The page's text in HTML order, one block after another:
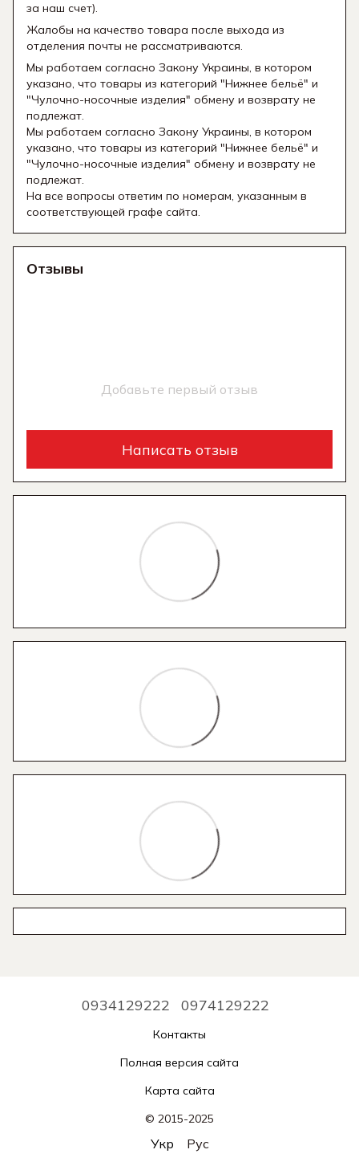
за наш счет).
Жалобы на качество товара после выхода из
отделения почты не рассматриваются.
Мы работаем согласно Закону Украины, в котором
указано, что товары из категорий "Нижнее бельё" и
"Чулочно-носочные изделия" обмену и возврату не
подлежат.
Мы работаем согласно Закону Украины, в котором
указано, что товары из категорий "Нижнее бельё" и
"Чулочно-носочные изделия" обмену и возврату не
подлежат.
На все вопросы ответим по номерам, указанным в
соответствующей графе сайта.
Отзывы
Добавьте первый отзыв
Написать отзыв
0934129222 0974129222
Контакты
Полная версия сайта
Карта сайта
© 2015-2025
Укр Рус